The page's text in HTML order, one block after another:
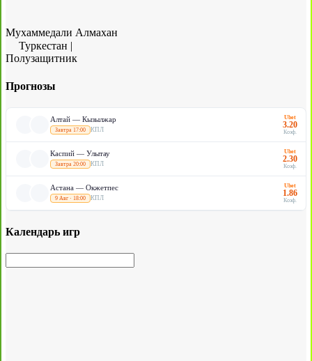
Мухаммедали Алмахан
Туркестан |
Полузащитник
Прогнозы
Алтай — Кызылжар
Завтра 17:00 КПЛ
Ubet
3.20
Коэф.
Каспий — Улытау
Завтра 20:00 КПЛ
Ubet
2.30
Коэф.
Астана — Окжетпес
9 Авг · 18:00 КПЛ
Ubet
1.86
Коэф.
Календарь игр